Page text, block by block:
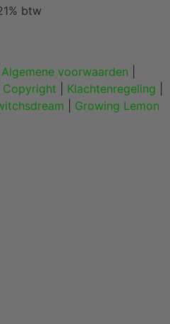
btw
Algemene voorwaarden
Copyright Klachtenregeling
Growing Lemon